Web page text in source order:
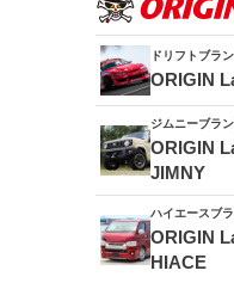
ドリフトブラ
ORIGIN
エアロシリ
ドリフトラ
フロントフ
ジムニーブラ
ORIGIN
JIMNY
アルミホイール
MUD-
ハイエースブ
ORIGIN
HIACE